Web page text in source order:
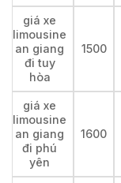
giá xe
limousine
an giang
đi tuy
hòa
1500
giá xe
limousine
an giang
đi phú
yên
1600